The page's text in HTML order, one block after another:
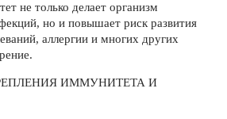
не только делает организм
но и повышает риск развития
аллергии и многих других
ИММУНИТЕТА И